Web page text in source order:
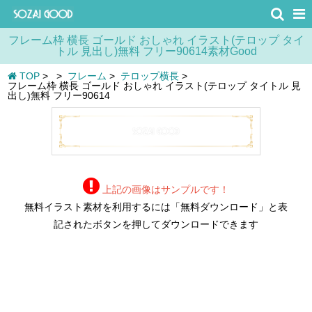
フレーム枠 横長 ゴールド おしゃれ イラスト(テロップ タイ
トル 見出し)無料 フリー90614素材Good
TOP > > フレーム > テロップ横長 >
フレーム枠 横長 ゴールド おしゃれ イラスト(テロップ タイトル 見
出し)無料 フリー90614
上記の画像はサンプルです！
無料イラスト素材を利用するには「無料ダウンロード」と表
記されたボタンを押してダウンロードできます